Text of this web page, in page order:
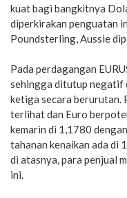
kuat bagi bangkitnya
diperkirakan penguatan
Poundsterling, Aussie
Pada perdagangan
sehingga ditutup negatif
ketiga secara berurutan.
terlihat dan Euro
kemarin di 1,1780
tahanan kenaikan ada di
di atasnya, para penjual
ini.